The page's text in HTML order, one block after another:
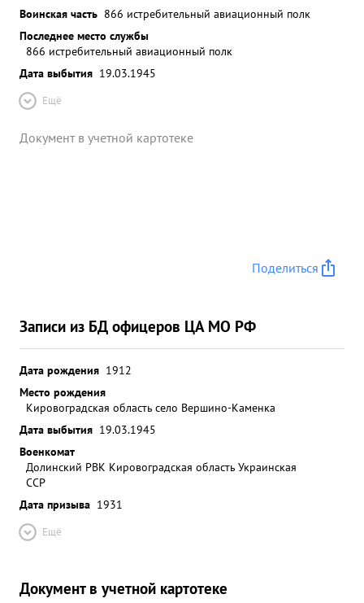
Воинская часть 866 истребительный авиационный полк
Последнее место службы
866 истребительный авиационный полк
Дата выбытия 19.03.1945
Ещё
Документ в учетной картотеке
Поделиться
Записи из БД офицеров ЦА МО РФ
Дата рождения 1912
Место рождения
Кировоградская область село Вершино-Каменка
Дата выбытия 19.03.1945
Военкомат
Долинский РВК Кировоградская область Украинская
ССР
Дата призыва 1931
Ещё
Документ в учетной картотеке